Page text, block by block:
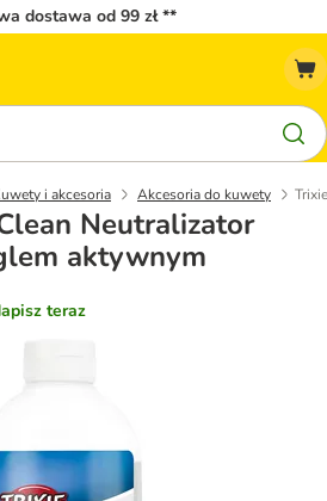
dostawa od 99 zł **
i akcesoria Akcesoria do kuwety
Neutralizator
aktywnym
teraz